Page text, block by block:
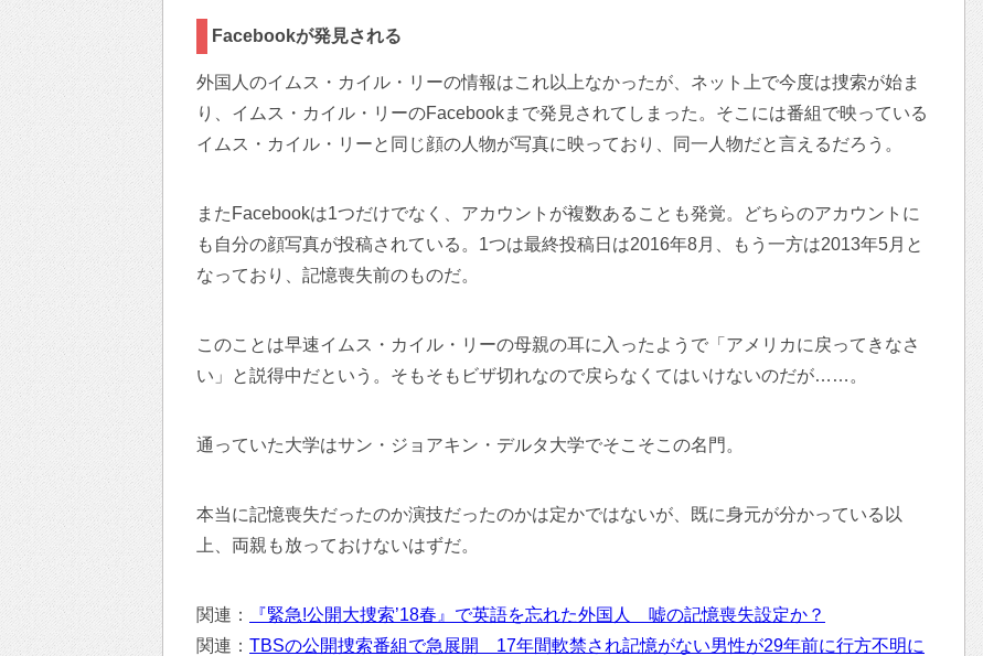
Facebookが発見される
外国人のイムス・カイル・リーの情報はこれ以上なかったが、ネット上で今度は捜索が始ま
り、イムス・カイル・リーのFacebookまで発見されてしまった。そこには番組で映っている
イムス・カイル・リーと同じ顔の人物が写真に映っており、同一人物だと言えるだろう。
またFacebookは1つだけでなく、アカウントが複数あることも発覚。どちらのアカウントに
も自分の顔写真が投稿されている。1つは最終投稿日は2016年8月、もう一方は2013年5月と
なっており、記憶喪失前のものだ。
このことは早速イムス・カイル・リーの母親の耳に入ったようで「アメリカに戻ってきなさ
い」と説得中だという。そもそもビザ切れなので戻らなくてはいけないのだが……。
通っていた大学はサン・ジョアキン・デルタ大学でそこそこの名門。
本当に記憶喪失だったのか演技だったのかは定かではないが、既に身元が分かっている以
上、両親も放っておけないはずだ。
関連：
『緊急!公開大捜索’18春』で英語を忘れた外国人 嘘の記憶喪失設定か？
関連： TBSの公開捜索番組で急展開 17年間軟禁され記憶がない男性が29年前に行方不明に